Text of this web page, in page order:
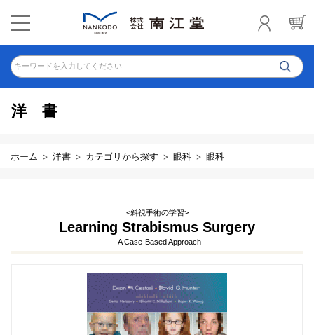
キーワードを入力してください
洋書
ホーム 洋書 カテゴリから探す 眼科 眼科
<斜視手術の学習>
Learning Strabismus Surgery
- A Case-Based Approach